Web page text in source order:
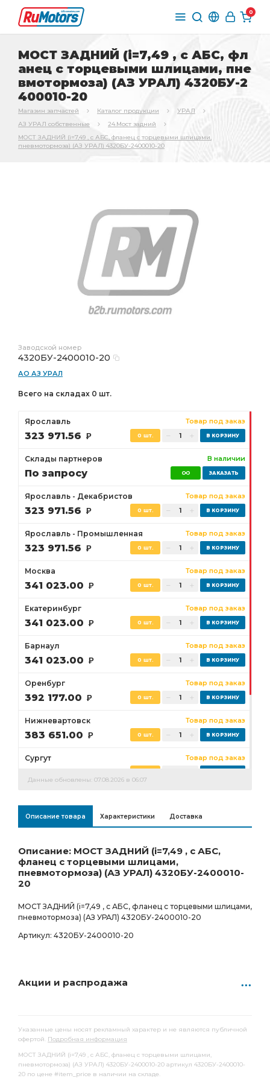
0
МОСТ ЗАДНИЙ (i=7,49 , с АБС, фл
анец с торцевыми шлицами, пне
вмотормоза) (АЗ УРАЛ) 4320БУ-2
400010-20
Магазин запчастей Каталог продукции
УРАЛ
АЗ УРАЛ собственные
24.Мост задний
МОСТ ЗАДНИЙ (i=7,49 , с АБС, фланец с торцевыми шлицами,
пневмотормоза) (АЗ УРАЛ) 4320БУ-2400010-20
Заводской номер
4320БУ-2400010-20
АО АЗ УРАЛ
Всего на складах 0 шт.
Ярославль Товар под заказ
323 971.56 Р 0 шт.
Склады партнеров В наличии
По запросу
Ярославль - Декабристов Товар под заказ
323 971.56 Р 0 шт.
Ярославль - Промышленная Товар под заказ
323 971.56 Р 0 шт.
Москва Товар под заказ
341 023.00 Р 0 шт.
Екатеринбург Товар под заказ
341 023.00 Р 0 шт.
Барнаул Товар под заказ
341 023.00 Р 0 шт.
Оренбург Товар под заказ
392 177.00 Р 0 шт.
Нижневартовск Товар под заказ
383 651.00 Р 0 шт.
Сургут Товар под заказ
341 023.00 Р 0 шт.
Данные обновлены: 07.08.2026 в 06:07
Описание товара Характеристики Доставка
Описание: МОСТ ЗАДНИЙ (i=7,49 , с АБС,
фланец с торцевыми шлицами,
пневмотормоза) (АЗ УРАЛ) 4320БУ-2400010-
20
МОСТ ЗАДНИЙ (i=7,49 , с АБС, фланец с торцевыми шлицами,
пневмотормоза) (АЗ УРАЛ) 4320БУ-2400010-20
Артикул: 4320БУ-2400010-20
Акции и распродажа
Указанные цены носят рекламный характер и не являются публичной
офертой. Подробная информация
МОСТ ЗАДНИЙ (i=7,49 , с АБС, фланец с торцевыми шлицами,
пневмотормоза) (АЗ УРАЛ) 4320БУ-2400010-20 артикул 4320БУ-2400010-
20 по цене #item_price в наличии на складе.